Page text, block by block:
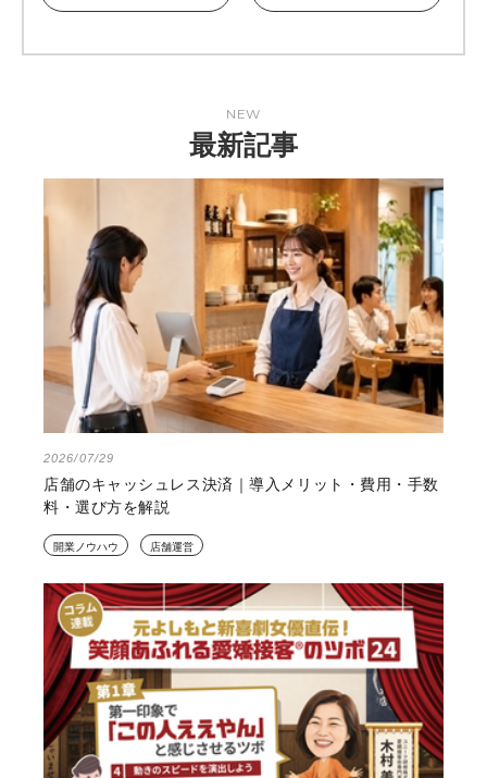
NEW
最新記事
2026/07/29
店舗のキャッシュレス決済｜導入メリット・費用・手数
料・選び方を解説
開業ノウハウ 店舗運営